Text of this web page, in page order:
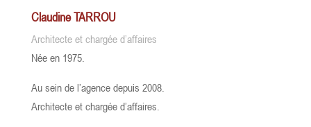
Claudine TARROU
Architecte et chargée d’affaires
Née en 1975.
Au sein de l’agence depuis 2008.
Architecte et chargée d’affaires.